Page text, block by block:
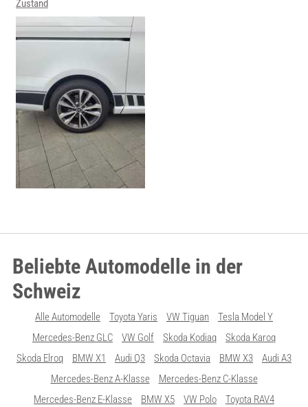
Zustand
Beliebte Automodelle in der
Schweiz
Alle Automodelle Toyota Yaris VW Tiguan
Tesla Model Y
Mercedes-Benz GLC
VW Golf Skoda Kodiaq
Skoda Karoq
Skoda Elroq
BMW X1 Audi Q3 Skoda Octavia BMW X3
Audi A3
Mercedes-Benz A-Klasse
Mercedes-Benz C-Klasse
Mercedes-Benz E-Klasse
BMW X5 VW Polo Toyota RAV4